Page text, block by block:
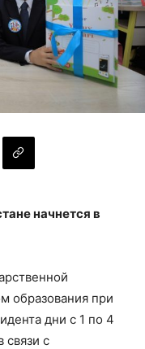
начнется в
образования при
дни с 1 по 4
связи с